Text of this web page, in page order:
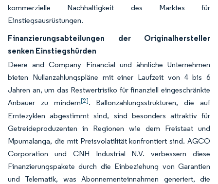
kommerzielle Nachhaltigkeit des Marktes für
Einstiegsausrüstungen.
Finanzierungsabteilungen der Originalhersteller
senken Einstiegshürden
Deere and Company Financial und ähnliche Unternehmen
bieten Nullanzahlungspläne mit einer Laufzeit von 4 bis 6
Jahren an, um das Restwertrisiko für finanziell eingeschränkte
Anbauer zu mindern[2]. Ballonzahlungsstrukturen, die auf
Erntezyklen abgestimmt sind, sind besonders attraktiv für
Getreideproduzenten in Regionen wie dem Freistaat und
Mpumalanga, die mit Preisvolatilität konfrontiert sind. AGCO
Corporation und CNH Industrial N.V. verbessern diese
Finanzierungspakete durch die Einbeziehung von Garantien
und Telematik, was Abonnementeinnahmen generiert, die